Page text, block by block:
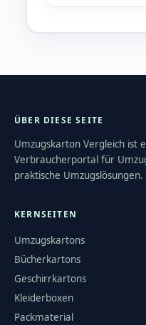
ÜBER DIESE SEITE
Umzugskarton Vergleich ist
Verbraucherportal für
praktische Umzugslösungen.
KERNSEITEN
Umzugskartons
Bücherkartons
Geschirrkartons
Kleiderboxen
Packmaterial